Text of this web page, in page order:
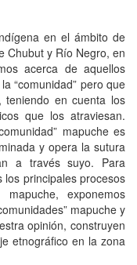
en el ámbito de
Chubut y Río Negro, en
acerca de aquellos
“comunidad” pero que
teniendo en cuenta los
que los atraviesan.
mapuche es
y opera la sutura
a través suyo. Para
principales procesos
exponemos
mapuche y
opinión, construyen
etnográfico en la zona